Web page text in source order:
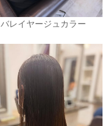
バレイヤージュカラー